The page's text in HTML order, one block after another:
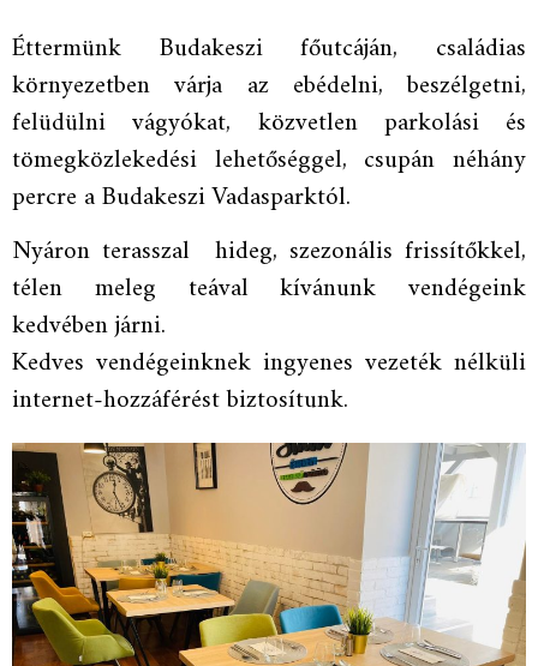
Éttermünk Budakeszi főutcáján, családias
környezetben várja az ebédelni, beszélgetni,
felüdülni vágyókat, közvetlen parkolási és
tömegközlekedési lehetőséggel, csupán néhány
percre a Budakeszi Vadasparktól.
Nyáron terasszal hideg, szezonális frissítőkkel,
télen meleg teával kívánunk vendégeink
kedvében járni.
Kedves vendégeinknek ingyenes vezeték nélküli
internet-hozzáférést biztosítunk.